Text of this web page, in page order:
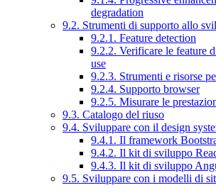
degradation
9.2. Strumenti di supporto allo
9.2.1. Feature detection
9.2.2. Verificare le feature
use
9.2.3. Strumenti e risorse
9.2.4. Supporto browser
9.2.5. Misurare le
9.3. Catalogo del riuso
9.4. Sviluppare con il design
9.4.1. Il framework
9.4.2. Il kit di sviluppo
9.4.3. Il kit di sviluppo
9.5. Sviluppare con i modelli di